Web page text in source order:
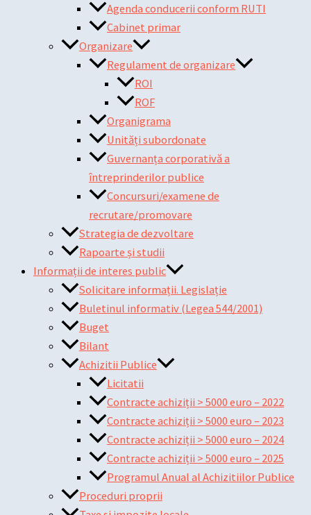
Agenda conducerii conform RUTI
Cabinet primar
Organizare
Regulament de organizare
ROI
ROF
Organigrama
Unități subordonate
Guvernanța corporativă a
întreprinderilor publice
Concursuri/examene de
recrutare/promovare
Strategia de dezvoltare
Rapoarte și studii
Informații de interes public
Solicitare informații. Legislație
Buletinul informativ (Legea 544/2001)
Buget
Bilant
Achizitii Publice
Licitatii
Contracte achiziții > 5000 euro – 2022
Contracte achiziții > 5000 euro – 2023
Contracte achiziții > 5000 euro – 2024
Contracte achiziții > 5000 euro – 2025
Programul Anual al Achizitiilor Publice
Proceduri proprii